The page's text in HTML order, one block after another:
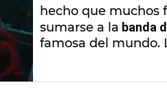
hecho que muchos
sumarse a la banda
famosa del mundo.